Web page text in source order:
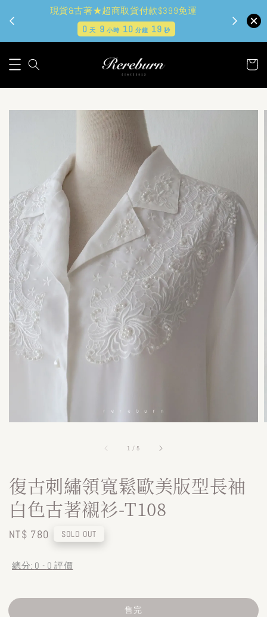
現貨&古著★超商取貨付款$399免運
0天 9小時 10分鐘 18秒
1 /5
復古刺繡領寬鬆歐美版型長袖
白色古著襯衫-T108
Regular
NT$ 780 SOLD OUT
總分: 0 - 0 評價
售完